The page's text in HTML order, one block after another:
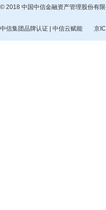
© 2018 中国中信金融资产管理股份有
中信集团品牌认证 | 中信云赋能 京